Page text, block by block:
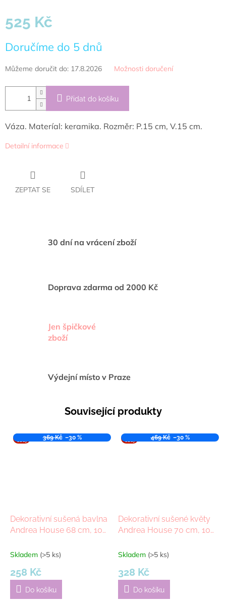
525 Kč
cena:
Doručíme do 5 dnů
Můžeme doručit do: 17.8.2026 Možnosti doručení
Přidat do košíku
Váza. Materíal: keramika. Rozměr: P.15 cm, V.15 cm.
Detailní informace
ZEPTAT SE SDÍLET
30 dní na vrácení zboží
Doprava zdarma od 2000 Kč
Jen špičkové
zboží
Výdejní místo v Praze
Související produkty
ODEJ
369 Kč –30 %
Dekorativní sušená bavlna
Andrea House 68 cm, 100
Skladem (>5 ks)
258 Kč
Do košíku
ODEJ
469 Kč –30 %
Dekorativní sušené květy
Andrea House 70 cm, 100
Skladem (>5 ks)
328 Kč
Do košíku